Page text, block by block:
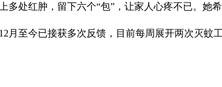
处红肿，留下六个“包”，让家人心疼不已。她
至今已接获多次反馈，目前每周展开两次灭蚊工